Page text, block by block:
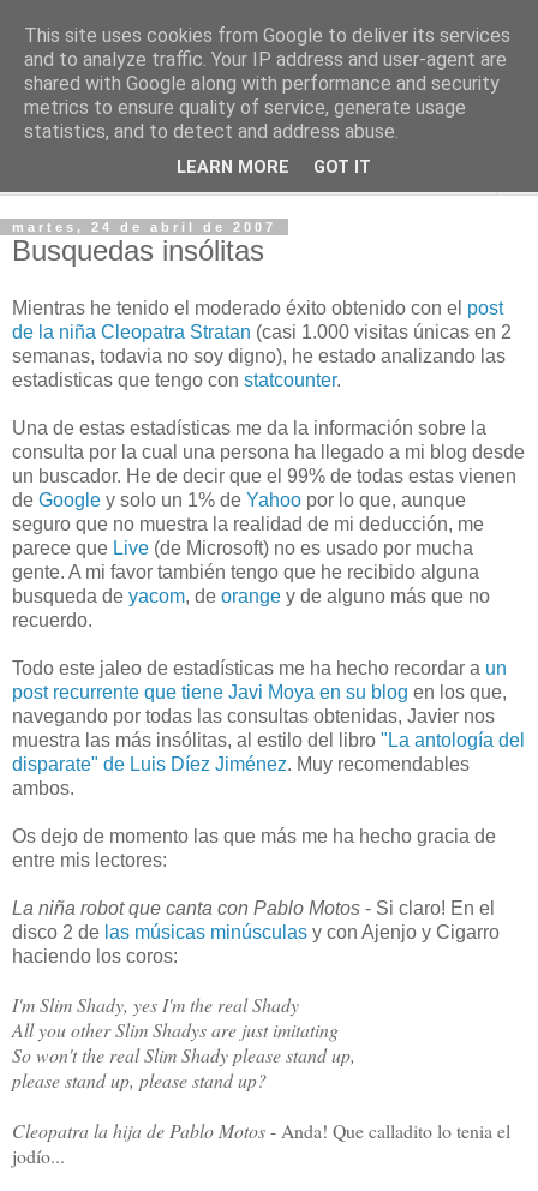
2KChTes
Tomándome un descanso
martes, 24 de abril de 2007
Busquedas insólitas
Mientras he tenido el moderado éxito obtenido con el post
de la niña Cleopatra Stratan (casi 1.000 visitas únicas en 2
semanas, todavia no soy digno), he estado analizando las
estadisticas que tengo con statcounter.
Una de estas estadísticas me da la información sobre la
consulta por la cual una persona ha llegado a mi blog desde
un buscador. He de decir que el 99% de todas estas vienen
de Google y solo un 1% de Yahoo por lo que, aunque
seguro que no muestra la realidad de mi deducción, me
parece que Live (de Microsoft) no es usado por mucha
gente. A mi favor también tengo que he recibido alguna
busqueda de yacom, de orange y de alguno más que no
recuerdo.
Todo este jaleo de estadísticas me ha hecho recordar a un
post recurrente que tiene Javi Moya en su blog en los que,
navegando por todas las consultas obtenidas, Javier nos
muestra las más insólitas, al estilo del libro "La antología del
disparate" de Luis Díez Jiménez. Muy recomendables
ambos.
Os dejo de momento las que más me ha hecho gracia de
entre mis lectores:
La niña robot que canta con Pablo Motos - Si claro! En el
disco 2 de las músicas minúsculas y con Ajenjo y Cigarro
haciendo los coros:
I'm Slim Shady, yes I'm the real Shady
All you other Slim Shadys are just imitating
So won't the real Slim Shady please stand up,
please stand up, please stand up?
Cleopatra la hija de Pablo Motos- Anda! Que calladito lo tenia el
jodío...
This site uses cookies from Google to deliver its services
and to analyze traffic. Your IP address and user-agent are
shared with Google along with performance and security
metrics to ensure quality of service, generate usage
statistics, and to detect and address abuse.
LEARN MORE GOT IT